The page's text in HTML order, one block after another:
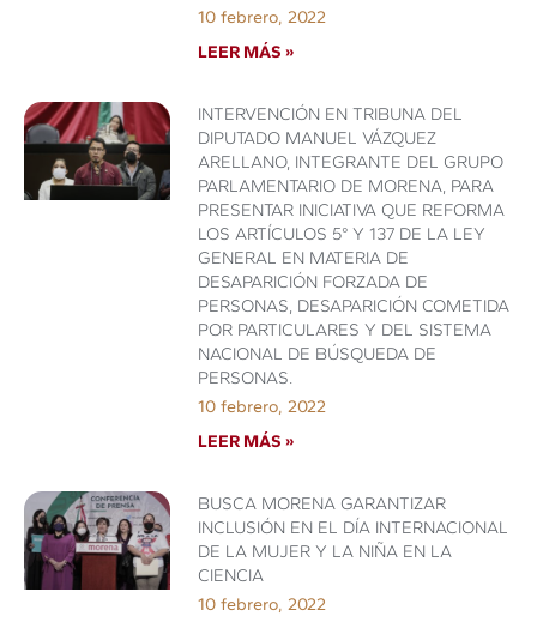
10 febrero, 2022
LEER MÁS »
INTERVENCIÓN EN TRIBUNA DEL
DIPUTADO MANUEL VÁZQUEZ
ARELLANO, INTEGRANTE DEL GRUPO
PARLAMENTARIO DE MORENA, PARA
PRESENTAR INICIATIVA QUE REFORMA
LOS ARTÍCULOS 5° Y 137 DE LA LEY
GENERAL EN MATERIA DE
DESAPARICIÓN FORZADA DE
PERSONAS, DESAPARICIÓN COMETIDA
POR PARTICULARES Y DEL SISTEMA
NACIONAL DE BÚSQUEDA DE
PERSONAS.
10 febrero, 2022
LEER MÁS »
BUSCA MORENA GARANTIZAR
INCLUSIÓN EN EL DÍA INTERNACIONAL
DE LA MUJER Y LA NIÑA EN LA
CIENCIA
10 febrero, 2022